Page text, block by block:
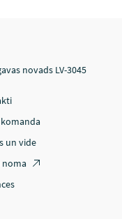
novads LV-3045
un vide